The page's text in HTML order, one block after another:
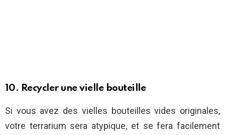
10. Recycler une vielle bouteille
Si vous avez des vielles bouteilles vides originales,
votre terrarium sera atypique, et se fera facilement